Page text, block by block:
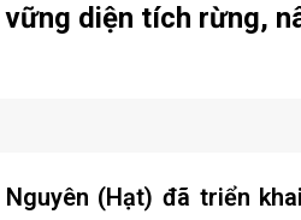
diện tích rừng,
(Hạt) đã triển